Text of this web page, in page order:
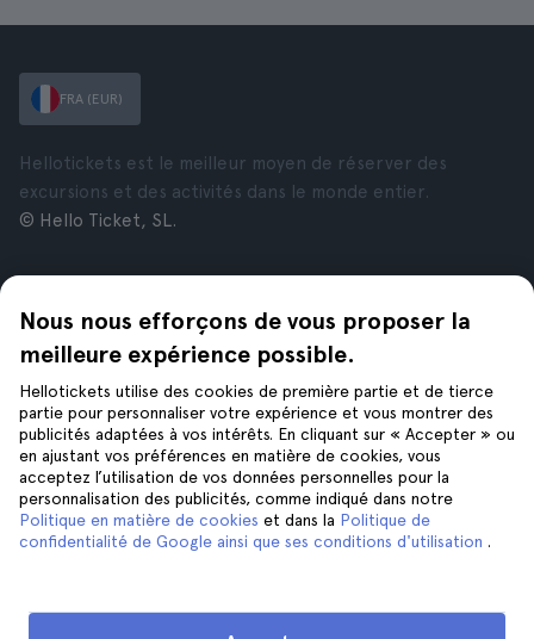
Nous nous efforçons de vous proposer la
meilleure expérience possible.
Hellotickets utilise des cookies de première partie et de tierce
partie pour personnaliser votre expérience et vous montrer des
publicités adaptées à vos intérêts. En cliquant sur « Accepter » ou
en ajustant vos préférences en matière de cookies, vous
acceptez l’utilisation de vos données personnelles pour la
personnalisation des publicités, comme indiqué dans notre
Politique en matière de cookies et dans la Politique de
confidentialité de Google ainsi que ses conditions d'utilisation .
FRA (EUR)
Hellotickets est le meilleur moyen de réserver des
excursions et des activités dans le monde entier.
© Hello Ticket, SL.
À propos de nous
Offres d’emploi
Avis
Confidentialité
Conditions générales
Mentions Légales
Cookies
New York
Rome
Londres
Grenade
Cracovie
Tenerife
Aide